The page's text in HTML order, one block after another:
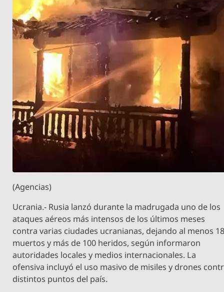
(Agencias)
Ucrania.- Rusia lanzó durante la madrugada uno de los
ataques aéreos más intensos de los últimos meses
contra varias ciudades ucranianas, dejando al menos
muertos y más de 100 heridos, según informaron
autoridades locales y medios internacionales. La
ofensiva incluyó el uso masivo de misiles y drones
distintos puntos del país.